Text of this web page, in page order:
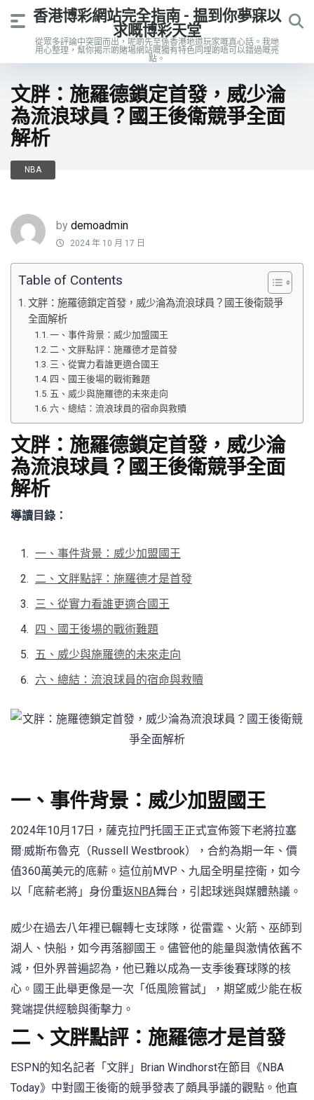
香港博彩網站完全指南 - 揾到你夢寐以
求嘅博彩天堂
從眾多評論中突圍而出，呢啲先至係香港地道玩家嘅真心話。我哋
用心整理，幫你揭示啲賭場網站嘅獨有特色同埋啲唔可以錯過嘅亮
點。
文胖：施羅德鎖定首發，威少淪
為流浪球員？國王後衛競爭全面
解析
NBA
by demoadmin
2024 年 10 月 17 日
Table of Contents
文胖：施羅德鎖定首發，威少淪為流浪球員？國王後衛競爭
全面解析
一、事件背景：威少加盟國王
二、文胖點評：施羅德才是首發
三、從實力看誰更適合國王
四、國王後場的戰術難題
五、威少與施羅德的未來走向
六、總結：流浪球員的宿命與救贖
文胖：施羅德鎖定首發，威少淪
為流浪球員？國王後衛競爭全面
解析
導讀目錄：
一、事件背景：威少加盟國王
二、文胖點評：施羅德才是首發
三、從實力看誰更適合國王
四、國王後場的戰術難題
五、威少與施羅德的未來走向
六、總結：流浪球員的宿命與救贖
一、事件背景：威少加盟國王
2024年10月17日，薩克拉門托國王正式宣佈簽下老將拉塞
爾·威斯布魯克（Russell Westbrook），合約為期一年、價
值360萬美元的底薪。這位前MVP、九屆全明星控衛，如今
以「底薪老將」身份重返NBA舞台，引起球迷與媒體熱議。
威少在過去八年裡已輾轉七支球隊，從雷霆、火箭、巫師到
湖人、快船，如今再落腳國王。儘管他的能量與激情依舊不
減，但外界普遍認為，他已難以成為一支季後賽球隊的核
心。國王此舉更像是一次「低風險嘗試」，期望威少能在板
凳端提供經驗與衝擊力。
二、文胖點評：施羅德才是首發
ESPN的知名記者「文胖」Brian Windhorst在節目《NBA
Today》中對國王後衛的競爭發表了頗具爭議的觀點。他直